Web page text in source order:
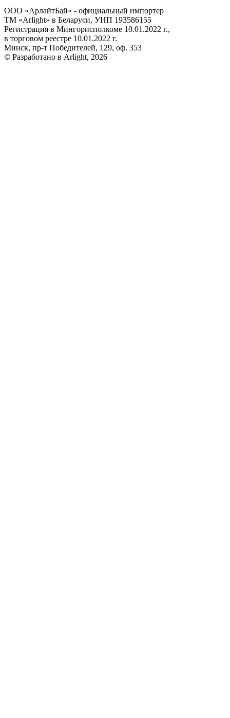
ООО «АрлайтБай» - официальный импортер
ТМ «Arlight» в Беларуси, УНП 193586155
Регистрация в Мингорисполкоме 10.01.2022 г.,
в торговом реестре 10.01.2022 г.
Минск, пр-т Победителей, 129, оф. 353
© Разработано в Arlight, 2026